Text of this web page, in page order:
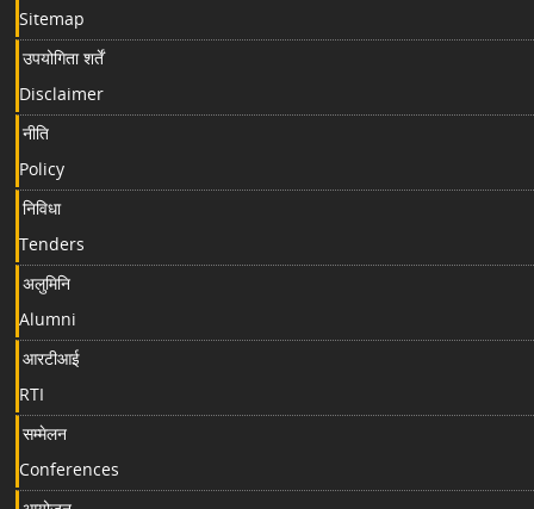
Sitemap
उपयोगिता शर्तें
Disclaimer
नीति
Policy
निविधा
Tenders
अलुमिनि
Alumni
आरटीआई
RTI
सम्मेलन
Conferences